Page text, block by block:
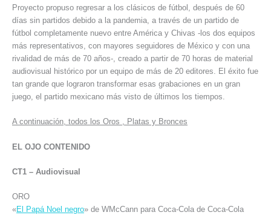
Proyecto propuso regresar a los clásicos de fútbol, después de 60
días sin partidos debido a la pandemia, a través de un partido de
fútbol completamente nuevo entre América y Chivas -los dos equipos
más representativos, con mayores seguidores de México y con una
rivalidad de más de 70 años-, creado a partir de 70 horas de material
audiovisual histórico por un equipo de más de 20 editores. El éxito fue
tan grande que lograron transformar esas grabaciones en un gran
juego, el partido mexicano más visto de últimos los tiempos.
A continuación, todos los Oros , Platas y Bronces
EL OJO CONTENIDO
CT1 – Audiovisual
ORO
«El Papá Noel negro» de WMcCann para Coca-Cola de Coca-Cola